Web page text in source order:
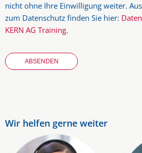
nicht ohne Ihre Einwilligung weiter.
zum Datenschutz finden Sie hier:
KERN AG Training.
Wir helfen gerne weiter